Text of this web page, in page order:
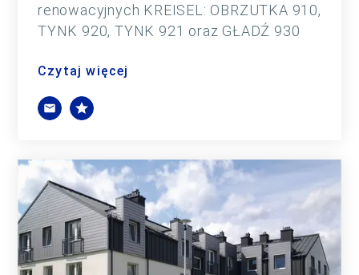
renowacyjnych KREISEL: OBRZUTKA 910,
TYNK 920, TYNK 921 oraz GŁADŹ 930
Czytaj więcej